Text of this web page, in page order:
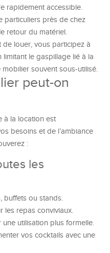
rapidement accessible.
particuliers près de chez
retour du matériel.
de louer, vous participez à
le gaspillage lié à la
souvent sous-utilisé.
peut-on
à la location est
besoins et de l’ambiance
:
les
buffets ou stands.
les repas conviviaux.
une utilisation plus formelle.
vos cocktails avec une